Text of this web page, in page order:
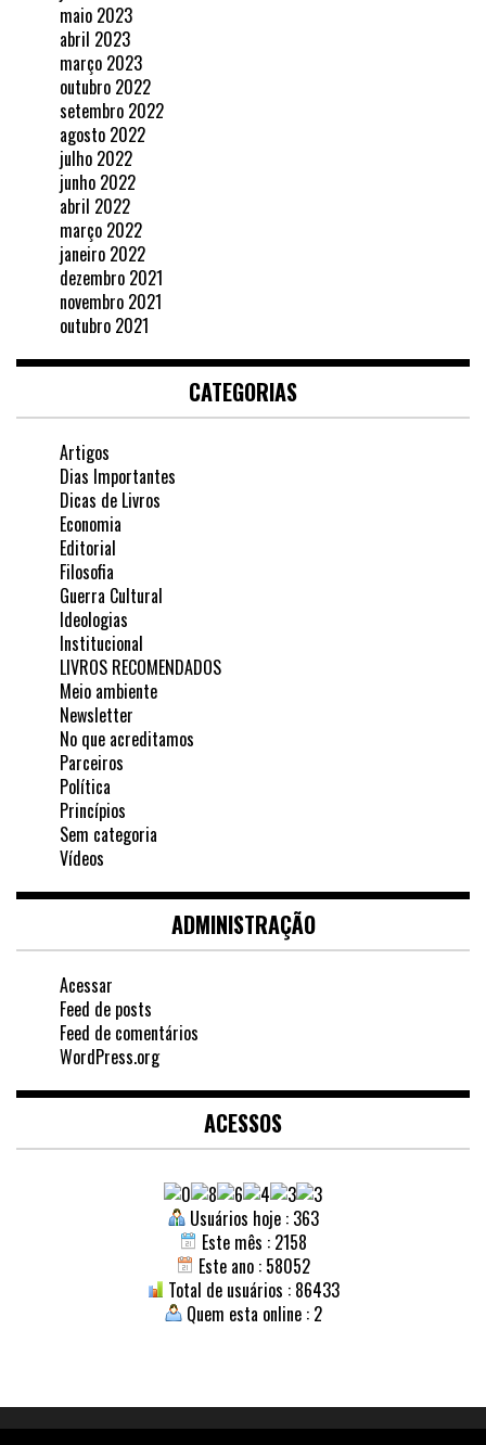
maio 2023
abril 2023
março 2023
outubro 2022
setembro 2022
agosto 2022
julho 2022
junho 2022
abril 2022
março 2022
janeiro 2022
dezembro 2021
novembro 2021
outubro 2021
CATEGORIAS
Artigos
Dias Importantes
Dicas de Livros
Economia
Editorial
Filosofia
Guerra Cultural
Ideologias
Institucional
LIVROS RECOMENDADOS
Meio ambiente
Newsletter
No que acreditamos
Parceiros
Política
Princípios
Sem categoria
Vídeos
ADMINISTRAÇÃO
Acessar
Feed de posts
Feed de comentários
WordPress.org
ACESSOS
Usuários hoje : 363
Este mês : 2158
Este ano : 58052
Total de usuários : 86433
Quem esta online : 2